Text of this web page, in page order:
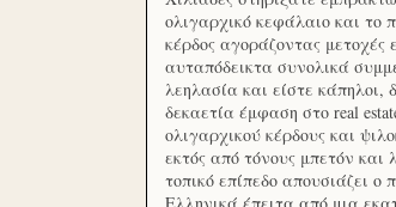
ολιγαρχικό κεφάλαιο και το
κέρδος αγοράζοντας μετοχές
αυταπόδεικτα συνολικά
λεηλασία και είστε κάπηλοι,
δεκαετία έμφαση στο real
ολιγαρχικού κέρδους και
εκτός από τόνους μπετόν και
τοπικό επίπεδο απουσιάζει ο